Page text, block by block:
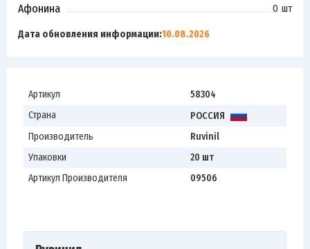
Афонина 0 шт
Дата обновления информации:10.08.2026
Артикул
58304
Страна
РОССИЯ
Производитель
Ruvinil
Упаковки
20 шт
Артикул Производителя
09506